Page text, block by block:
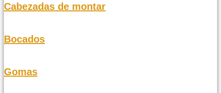
Cabezadas de montar
Bocados
Gomas